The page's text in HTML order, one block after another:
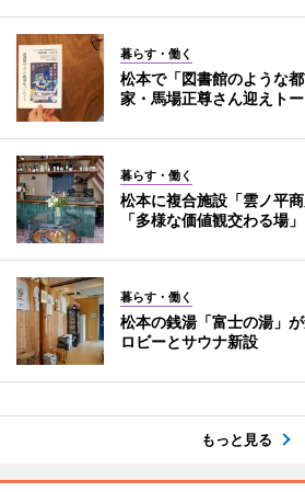
暮らす・働く
松本で「図書館のような
家・馬場正尊さん迎えトー
暮らす・働く
松本に複合施設「雲ノ平
「多様な価値観交わる場
暮らす・働く
松本の銭湯「富士の湯」
ロビーとサウナ新設
もっと見る